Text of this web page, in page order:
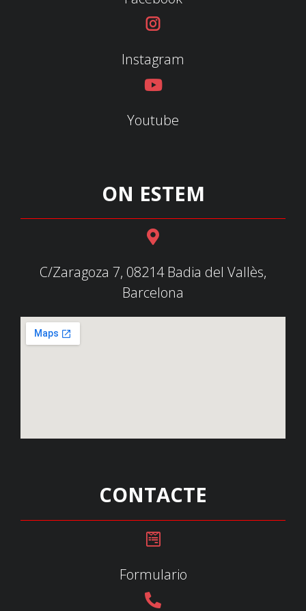
Instagram
Youtube
ON ESTEM
C/Zaragoza 7, 08214 Badia del Vallès,
Barcelona
CONTACTE
Formulario